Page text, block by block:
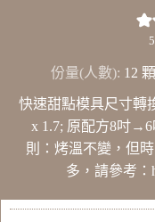
5
份量(人數): 12
快速甜點模具尺寸轉
x 1.7; 原配方8吋→6
則：烤溫不變，但
多，請參考：